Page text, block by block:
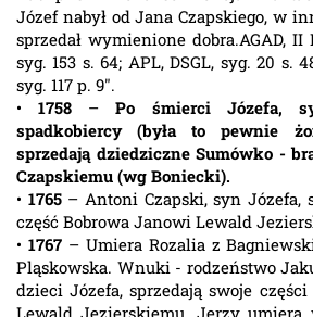
Józef nabył od Jana Czapskiego, w
sprzedał wymienione dobra.AGAD, II
syg. 153 s. 64; APL, DSGL, syg. 20 s.
syg. 117 p. 9".
•1758 –Po śmierci Józefa,
spadkobiercy (była to pewnie
sprzedają dziedziczne Sumówko -
Czapskiemu (wg Boniecki).
• 1765– Antoni Czapski, syn Józefa,
część Bobrowa Janowi Lewald
• 1767– Umiera Rozalia z
Pląskowska. Wnuki - rodzeństwo
dzieci Józefa, sprzedają swoje
Lewald Jezierskiemu. Jerzy umiera